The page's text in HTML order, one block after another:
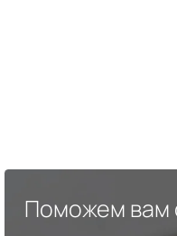
Поможем вам